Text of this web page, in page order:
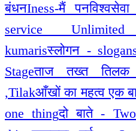
बंधनIness-मैं पन
service
kumarisस्लोगन -
Stageताज तख्त
,Tilakआँखों का महत्व एक
one thingदो बाते -